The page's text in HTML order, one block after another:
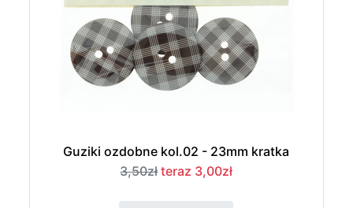
Guziki ozdobne kol.02 - 23mm kratka
3,50zł teraz 3,00zł